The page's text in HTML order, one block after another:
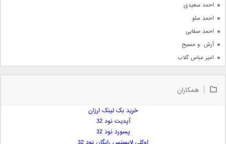
احمد سعیدی
احمد سلو
احمد صفایی
آرش  و مسیح
امیر عباس گلاب
امیر علی
همکاران
خرید بک لینک ارزان
آپدیت نود 32
پسورد نود 32